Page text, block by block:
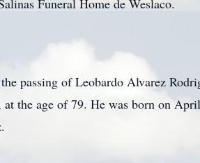
Funeral Home de Weslaco.
passing of Leobardo Alvarez
the age of 79. He was born on